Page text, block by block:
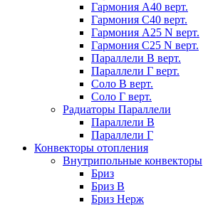
Гармония А40 верт.
Гармония С40 верт.
Гармония А25 N верт.
Гармония С25 N верт.
Параллели В верт.
Параллели Г верт.
Соло В верт.
Соло Г верт.
Радиаторы Параллели
Параллели В
Параллели Г
Конвекторы отопления
Внутрипольные конвекторы
Бриз
Бриз В
Бриз Нерж